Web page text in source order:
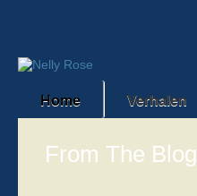
Home Verhalen
From The Blog